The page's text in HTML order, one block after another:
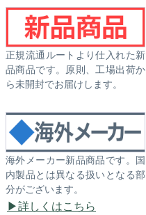
正規流通ルートより仕入れた新
品商品です。原則、工場出荷か
ら未開封でお届けします。
海外メーカー新品商品です。国
内製品とは異なる扱いとなる部
分がございます。
詳しくはこちら